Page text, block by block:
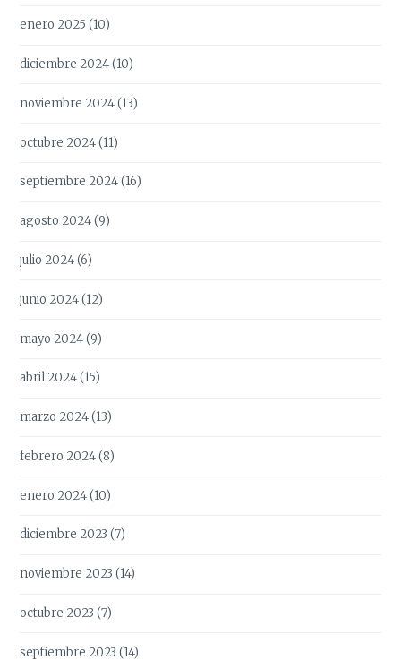
enero 2025 (10)
diciembre 2024(10)
noviembre 2024(13)
octubre 2024(11)
septiembre 2024(16)
agosto 2024(9)
julio 2024(6)
junio 2024(12)
mayo 2024(9)
abril 2024(15)
marzo 2024(13)
febrero 2024(8)
enero 2024(10)
diciembre 2023 (7)
noviembre 2023 (14)
octubre 2023 (7)
septiembre 2023 (14)